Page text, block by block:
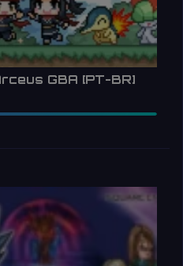
GBA [PT-BR]